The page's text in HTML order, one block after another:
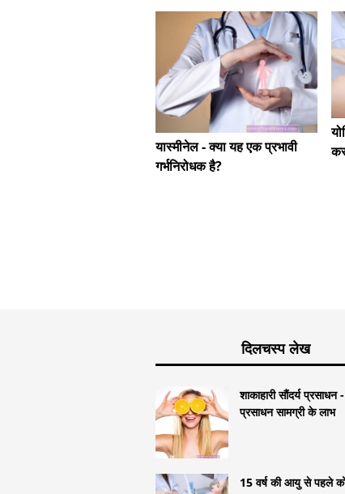
यास्मीनेल - क्या यह एक प्रभावी
गर्भनिरोधक है?
दिलचस्प लेख
शाकाहारी सौंदर्य प्रसाधन
प्रसाधन सामग्री के लाभ
15 वर्ष की आयु से पहले